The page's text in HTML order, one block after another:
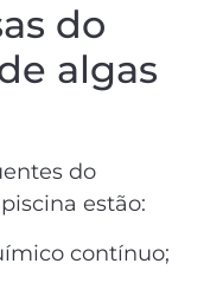
do
algas
do
estão:
contínuo;